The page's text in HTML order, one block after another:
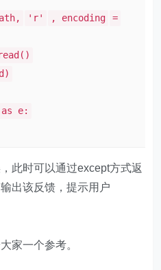
'r' , encoding
=
e:
此时可以通过except方式返
出该反馈，提示用户
家一个参考。